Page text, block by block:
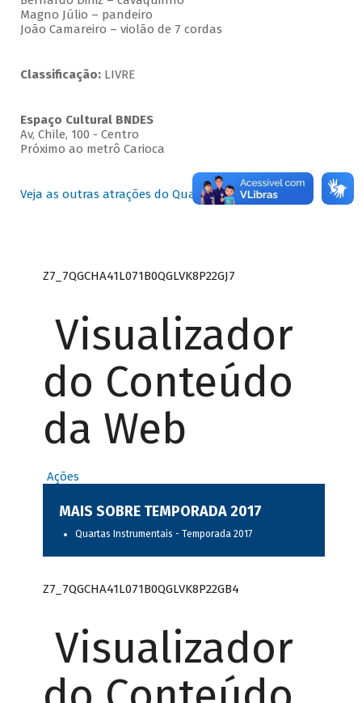
Magno Júlio – pandeiro
João Camareiro – violão de 7 cordas
Classificação:LIVRE
Espaço Cultural BNDES
Av, Chile, 100 - Centro
Próximo ao metrô Carioca
Veja as outras atrações do Quartas Instrumentais
Z7_7QGCHA41L071B0QGLVK8P22GJ7
Visualizador
do Conteúdo
da Web
Ações
MAIS SOBRE TEMPORADA 2017
Quartas Instrumentais - Temporada 2017
Z7_7QGCHA41L071B0QGLVK8P22GB4
Visualizador